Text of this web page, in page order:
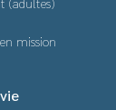
mission